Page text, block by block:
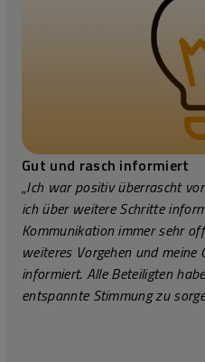
Gut und rasch informiert
„Ich war positiv überrascht
ich über weitere Schritte
Kommunikation immer sehr
weiteres Vorgehen und meine
informiert. Alle Beteiligten
entspannte Stimmung zu